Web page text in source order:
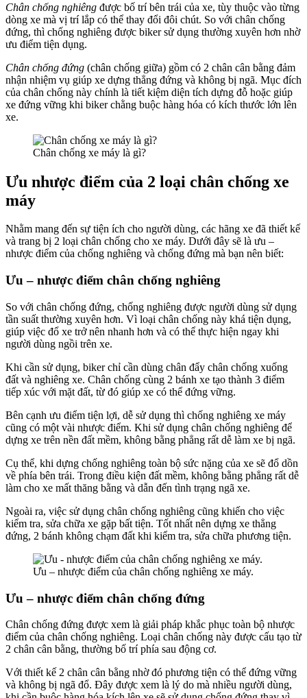
Chân chống nghiêng được bố trí bên trái của xe, tùy thuộc vào từng
dòng xe mà vị trí lắp có thể thay đổi đôi chút. So với chân chống
đứng, thì chống nghiêng được biker sử dụng thường xuyên hơn nhờ
ưu điểm tiện dụng.
Chân chống đứng (chân chống giữa) gồm có 2 chân cân bằng đảm
nhận nhiệm vụ giúp xe dựng thẳng đứng và không bị ngã. Mục đích
của chân chống này chính là tiết kiệm diện tích dựng đỗ hoặc giúp
xe đứng vững khi biker chằng buộc hàng hóa có kích thước lớn lên
xe.
Chân chống xe máy là gì?
Ưu nhược điểm của 2 loại chân chống xe
máy
Nhằm mang đến sự tiện ích cho người dùng, các hãng xe đã thiết kế
và trang bị 2 loại chân chống cho xe máy. Dưới đây sẽ là ưu –
nhược điểm của chống nghiêng và chống đứng mà bạn nên biết:
Ưu – nhược điểm chân chống nghiêng
So với chân chống đứng, chống nghiêng được người dùng sử dụng
tần suất thường xuyên hơn. Vì loại chân chống này khá tiện dụng,
giúp việc đổ xe trở nên nhanh hơn và có thể thực hiện ngay khi
người dùng ngồi trên xe.
Khi cần sử dụng, biker chỉ cần dùng chân đẩy chân chống xuống
đất và nghiêng xe. Chân chống cùng 2 bánh xe tạo thành 3 điểm
tiếp xúc với mặt đất, từ đó giúp xe có thể đứng vững.
Bên cạnh ưu điểm tiện lợi, dễ sử dụng thì chống nghiêng xe máy
cũng có một vài nhược điểm. Khi sử dụng chân chống nghiêng để
dựng xe trên nền đất mềm, không bằng phẳng rất dễ làm xe bị ngã.
Cụ thể, khi dựng chống nghiêng toàn bộ sức nặng của xe sẽ đổ dồn
về phía bên trái. Trong điều kiện đất mềm, không bằng phẳng rất dễ
làm cho xe mất thăng bằng và dẫn đến tình trạng ngã xe.
Ngoài ra, việc sử dụng chân chống nghiêng cũng khiến cho việc
kiểm tra, sửa chữa xe gặp bất tiện. Tốt nhất nên dựng xe thẳng
đứng, 2 bánh không chạm đất khi kiểm tra, sửa chữa phương tiện.
Ưu – nhược điểm của chân chống nghiêng xe máy.
Ưu – nhược điểm chân chống đứng
Chân chống đứng được xem là giải pháp khắc phục toàn bộ nhược
điểm của chân chống nghiêng. Loại chân chống này được cấu tạo từ
2 chân cân bằng, thường bố trí phía sau động cơ.
Với thiết kế 2 chân cân bằng nhờ đó phương tiện có thể đứng vững
và không bị ngã đổ. Đây được xem là lý do mà nhiều người dùng,